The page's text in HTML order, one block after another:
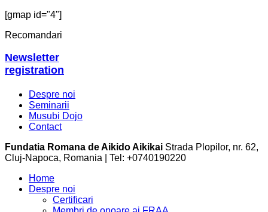
[gmap id="4"]
Recomandari
Newsletter
registration
Despre noi
Seminarii
Musubi Dojo
Contact
Fundatia Romana de Aikido Aikikai Strada Plopilor, nr. 62,
Cluj-Napoca, Romania | Tel: +0740190220
Home
Despre noi
Certificari